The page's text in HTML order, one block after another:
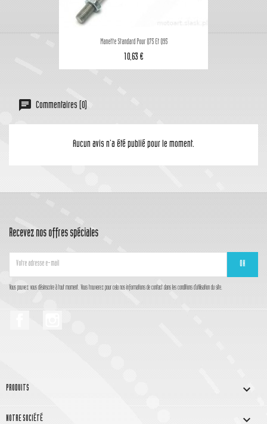
Manette Standard Pour Q75 Et Q95
10,63 €
Commentaires (0)
Aucun avis n'a été publié pour le moment.
Recevez nos offres spéciales
Vous pouvez vous désinscrire à tout moment. Vous trouverez pour cela nos informations de contact dans les conditions d'utilisation du site.
PRODUITS 
NOTRE SOCIÉTÉ 